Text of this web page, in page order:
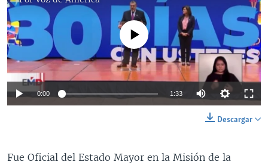
No media source currently available
0:00 1:33
Descargar
Fue Oficial del Estado Mayor en la Misión de la